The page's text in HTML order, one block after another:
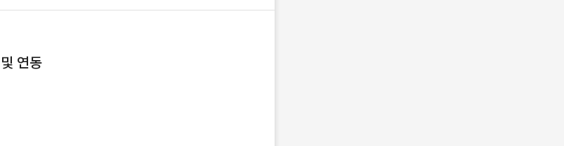
연동